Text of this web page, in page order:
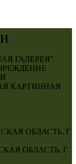
ГАЛЕРЕЯ"
КАРТИННАЯ
ОБЛАСТЬ, Г
ОБЛАСТЬ, Г